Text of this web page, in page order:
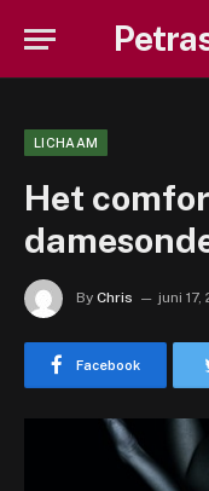
LICHAAM
Het
By Chris juni 17,
Facebook